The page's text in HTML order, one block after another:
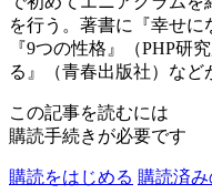
を行う。著書に『幸せに
『9つの性格』（PHP研
る』（青春出版社）など
この記事を読むには
購読手続きが必要です
購読をはじめる 購読済